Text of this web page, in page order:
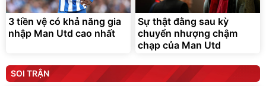
3 tiền vệ có khả năng gia
nhập Man Utd cao nhất
Sự thật đằng sau kỳ
chuyển nhượng chậm
chạp của Man Utd
SOI TRẬN